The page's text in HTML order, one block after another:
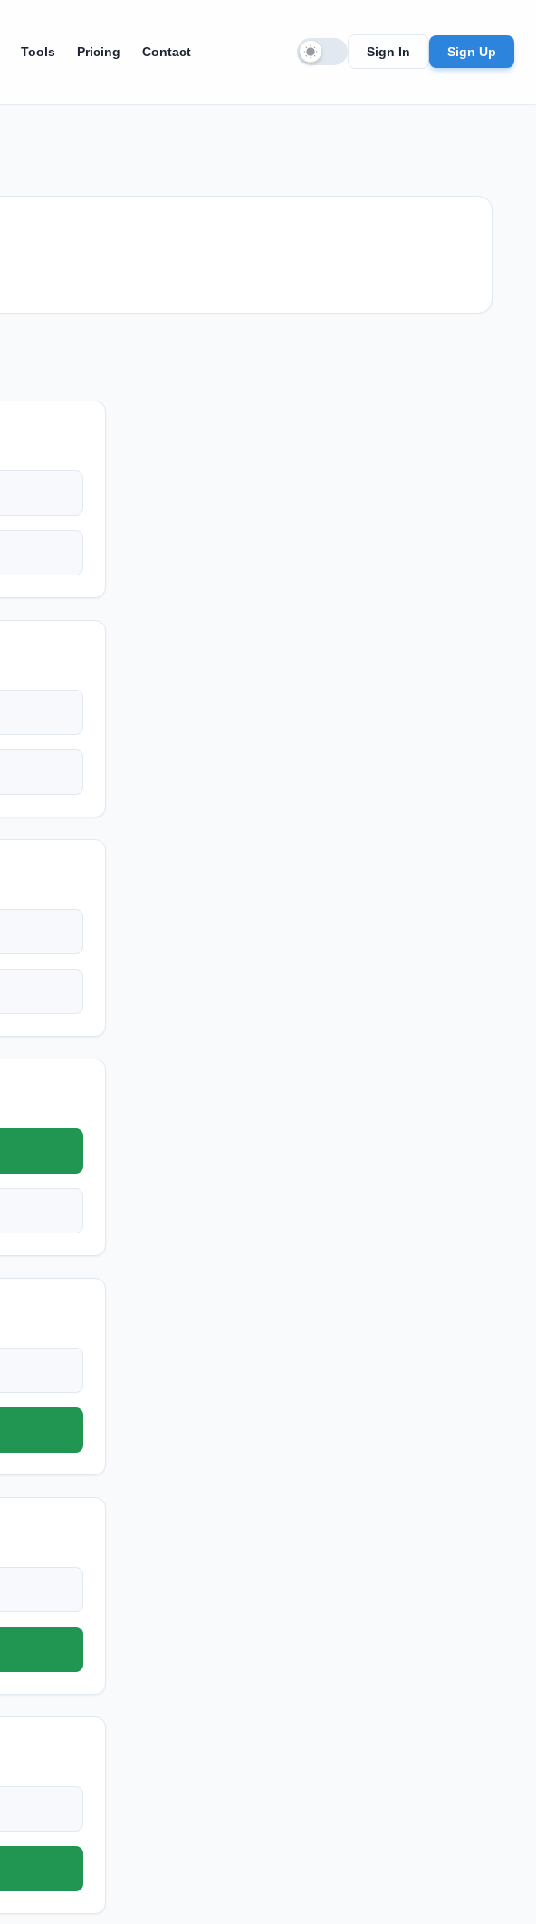
Tools Pricing Contact Sign In Sign Up